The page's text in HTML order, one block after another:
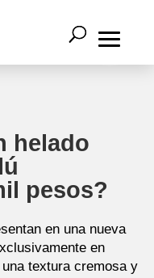
helado
pesos?
en una nueva
en
textura cremosa y